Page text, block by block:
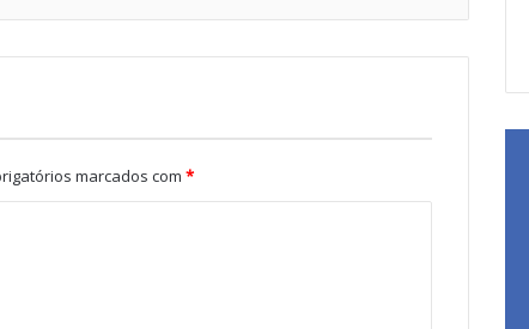
marcados com *